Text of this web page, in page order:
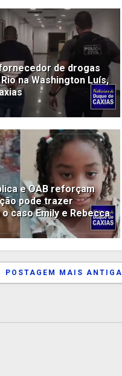
de drogas
na Washington Luís,
e OAB reforçam
pode trazer
caso Emily e Rebecca
POSTAGEM MAIS ANTIGA